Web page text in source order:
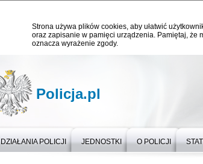
Strona używa plików cookies, aby ułatwić
oraz zapisanie w pamięci urządzenia. Pamiętaj, że
oznacza wyrażenie zgody.
Policja.pl
DZIAŁANIA POLICJI JEDNOSTKI O POLICJI